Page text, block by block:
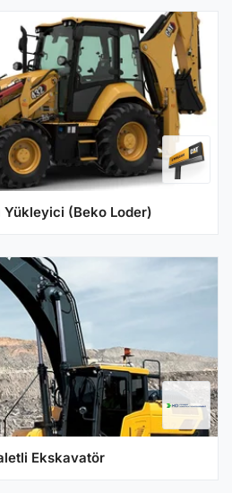
Yükleyici (Beko Loder)
Ekskavatör